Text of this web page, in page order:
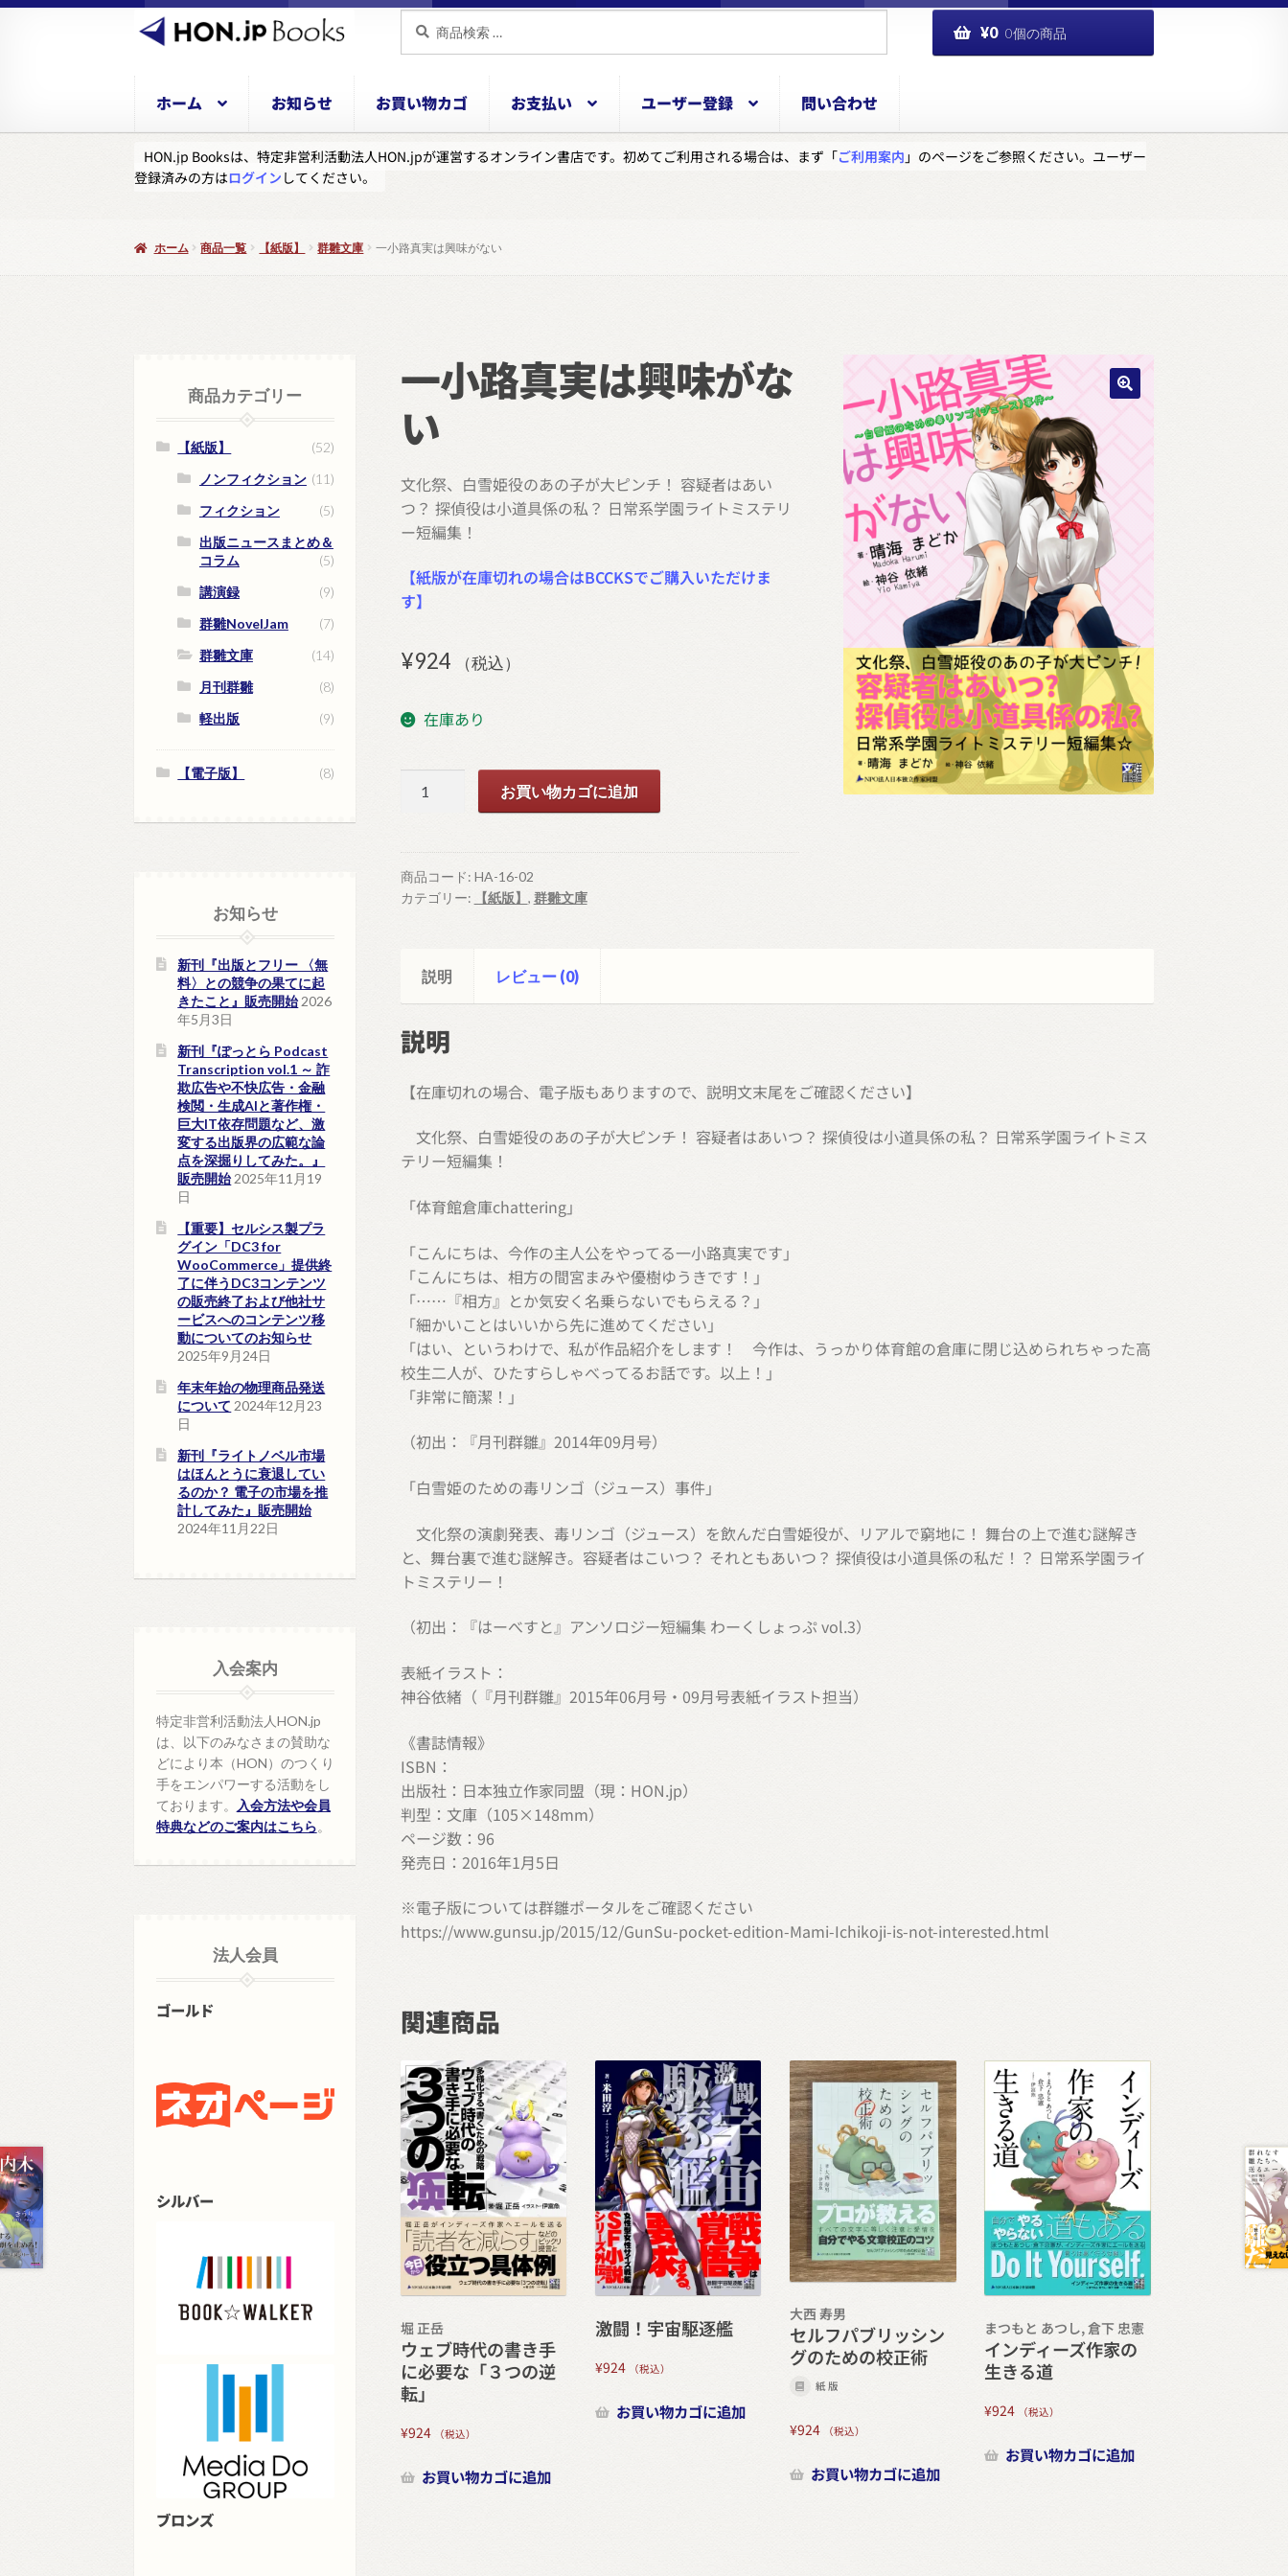
ナ
ビ
ー
シ
ョ
ン
へ
ッ
プ
コ
ン
ン
ツ
へ
ス
キ
対
¥0 0個の商品
ホーム お知らせ お買い物カゴ お支払い ユーザー登録 問い合わせ
HON.jp Booksは、特定非営利活動法人HON.jpが運営するオンライン書店です。初めてご利用される場合は、まず「ご利用案内 」のページをご参照ください。ユーザー
登録済みの方はログイン してください。
ホーム 商品一覧 【紙版】 群雛文庫 一小路真実は興味がない
一小路真実は興味がな
い
文化祭、白雪姫役のあの子が大ピンチ！ 容疑者はあい
つ？ 探偵役は小道具係の私？ 日常系学園ライトミステリ
ー短編集！
【紙版が在庫切れの場合はBCCKSでご購入いただけま
す】
¥924 （税込）
在庫あり
真
実
は
個
お買い物カゴに追加
商品コード: HA-16-02
カテゴリー:
【紙版】 , 群雛文庫
説明 レビュー (0)
説明
【在庫切れの場合、電子版もありますので、説明文末尾をご確認ください】
文化祭、白雪姫役のあの子が大ピンチ！ 容疑者はあいつ？ 探偵役は小道具係の私？ 日常系学園ライトミス
テリー短編集！
「体育館倉庫chattering」
「こんにちは、今作の主人公をやってる一小路真実です」
「こんにちは、相方の間宮まみや優樹ゆうきです！」
「……『相方』とか気安く名乗らないでもらえる？」
「細かいことはいいから先に進めてください」
「はい、というわけで、私が作品紹介をします！ 今作は、うっかり体育館の倉庫に閉じ込められちゃった高
校生二人が、ひたすらしゃべってるお話です。以上！」
「非常に簡潔！」
（初出：『月刊群雛』2014年09月号）
「白雪姫のための毒リンゴ（ジュース）事件」
文化祭の演劇発表、毒リンゴ（ジュース）を飲んだ白雪姫役が、リアルで窮地に！ 舞台の上で進む謎解き
と、舞台裏で進む謎解き。容疑者はこいつ？ それともあいつ？ 探偵役は小道具係の私だ！？ 日常系学園ライ
トミステリー！
（初出：『はーべすと』アンソロジー短編集 わーくしょっぷ vol.3）
表紙イラスト：
神谷依緒（『月刊群雛』2015年06月号・09月号表紙イラスト担当）
《書誌情報》
ISBN：
出版社：日本独立作家同盟（現：HON.jp）
判型：文庫（105×148mm）
ページ数：96
発売日：2016年1月5日
※電子版については群雛ポータルをご確認ください
https://www.gunsu.jp/2015/12/GunSu-pocket-edition-Mami-Ichikoji-is-not-interested.html
関連商品
堀 正岳
ウェブ時代の書き手
に必要な「３つの逆
転」
¥924 （税込）
お買い物カゴに追加
激闘！宇宙駆逐艦
¥924 （税込）
お買い物カゴに追加
大西 寿男
セルフパブリッシン
グのための校正術
紙版
¥924 （税込）
お買い物カゴに追加
まつもと あつし, 倉下 忠憲
インディーズ作家の
生きる道
¥924 （税込）
お買い物カゴに追加
商品カテゴリー
【紙版】
(52)
ノンフィクション (11)
フィクション
(5)
出版ニュースまとめ＆
コラム
(5)
講演録
(9)
群雛NovelJam
(7)
群雛文庫
(14)
月刊群雛
(8)
軽出版
(9)
【電子版】 (8)
お知らせ
新刊『出版とフリー 〈無
料〉との競争の果てに起
きたこと』販売開始 2026
年5月3日
新刊『ぽっとら Podcast
Transcription vol.1 ～ 詐
欺広告や不快広告・金融
検閲・生成AIと著作権・
巨大IT依存問題など、激
変する出版界の広範な論
点を深掘りしてみた。』
販売開始 2025年11月19
日
【重要】セルシス製プラ
グイン「DC3 for
WooCommerce」提供終
了に伴うDC3コンテンツ
の販売終了および他社サ
ービスへのコンテンツ移
動についてのお知らせ
2025年9月24日
年末年始の物理商品発送
について 2024年12月23
日
新刊『ライトノベル市場
はほんとうに衰退してい
るのか？ 電子の市場を推
計してみた』販売開始
2024年11月22日
入会案内
特定非営利活動法人HON.jp
は、以下のみなさまの賛助な
どにより本（HON）のつくり
手をエンパワーする活動をし
ております。
入会方法や会員
特典などのご案内はこちら。
法人会員
ゴールド
シルバー
ブロンズ